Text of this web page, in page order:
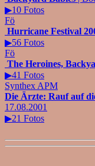
▶10 Fotos
Fö
Hurricane Festival
▶56 Fotos
Fö
The Heroines,
▶41 Fotos
Synthex APM
Die Ärzte: Rauf auf
17.08.2001
▶21 Fotos